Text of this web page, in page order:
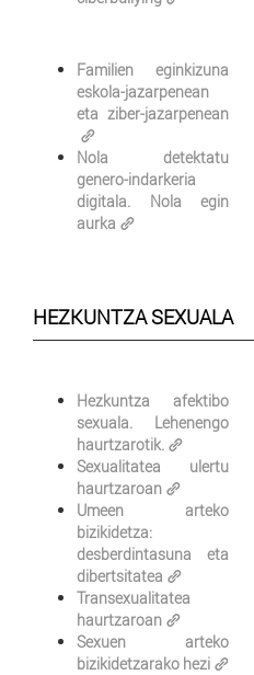
Familien eginkizuna
eskola-jazarpenean
eta ziber-jazarpenean
Nola detektatu
genero-indarkeria
digitala. Nola egin
aurka
HEZKUNTZA SEXUALA
Hezkuntza afektibo
sexuala. Lehenengo
haurtzarotik.
Sexualitatea ulertu
haurtzaroan
Umeen arteko
bizikidetza:
desberdintasuna eta
dibertsitatea
Transexualitatea
haurtzaroan
Sexuen arteko
bizikidetzarako hezi